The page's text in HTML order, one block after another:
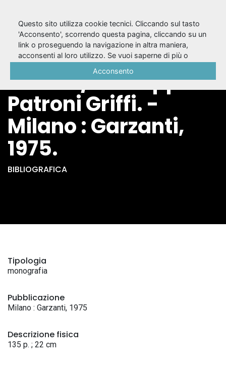
Scende giù per
Toledo / Giuseppe
Patroni Griffi. -
Milano : Garzanti,
1975.
BIBLIOGRAFICA
Tipologia
monografia
Pubblicazione
Milano : Garzanti, 1975
Descrizione fisica
135 p. ; 22 cm
Questo sito utilizza cookie tecnici. Cliccando sul tasto
'Acconsento', scorrendo questa pagina, cliccando su un
link o proseguendo la navigazione in altra maniera,
acconsenti al loro utilizzo. Se vuoi saperne di più o
Acconsento